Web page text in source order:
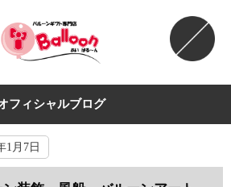
フィシャルブログ
1月7日